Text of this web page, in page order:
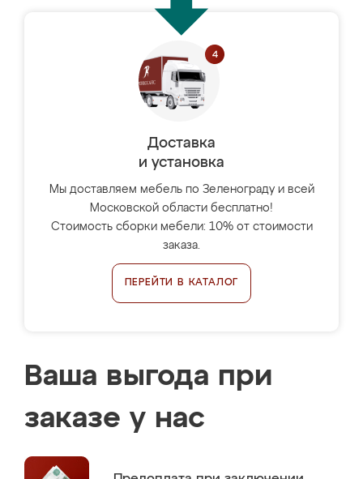
Доставка
и установка
Мы доставляем мебель по Зеленограду и всей
Московской области бесплатно!
Стоимость сборки мебели: 10% от стоимости
заказа.
ПЕРЕЙТИ В КАТАЛОГ
Ваша выгода при
заказе у нас